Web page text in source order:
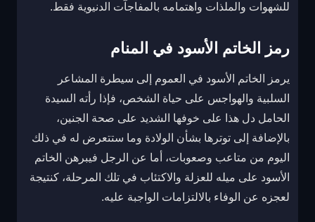
للشهوات والملذات واهتمامه بالمفاجآت الدنيوية فقط.
رمز الخاتم الأسود في المنام
يرمز الخاتم الأسود في العموم إلى سيطرة المشاعر
السلبية والهواجس على حياة الشخص، فإذا رأته السيدة
الحامل دل هذا على خوفها الشديد على صحة الجنين،
بالإضافة إلى توترها بشأن الولادة وما ستتعرض له في ذلك
اليوم من متاعب وصعوبات، أما عن الرجل فيبرهن الخاتم
الأسود على ميله للعزلة والاكتئاب في تلك المرحلة، كنتيجة
لعجزه عن الوفاء بالالتزامات الواجبة عليه.